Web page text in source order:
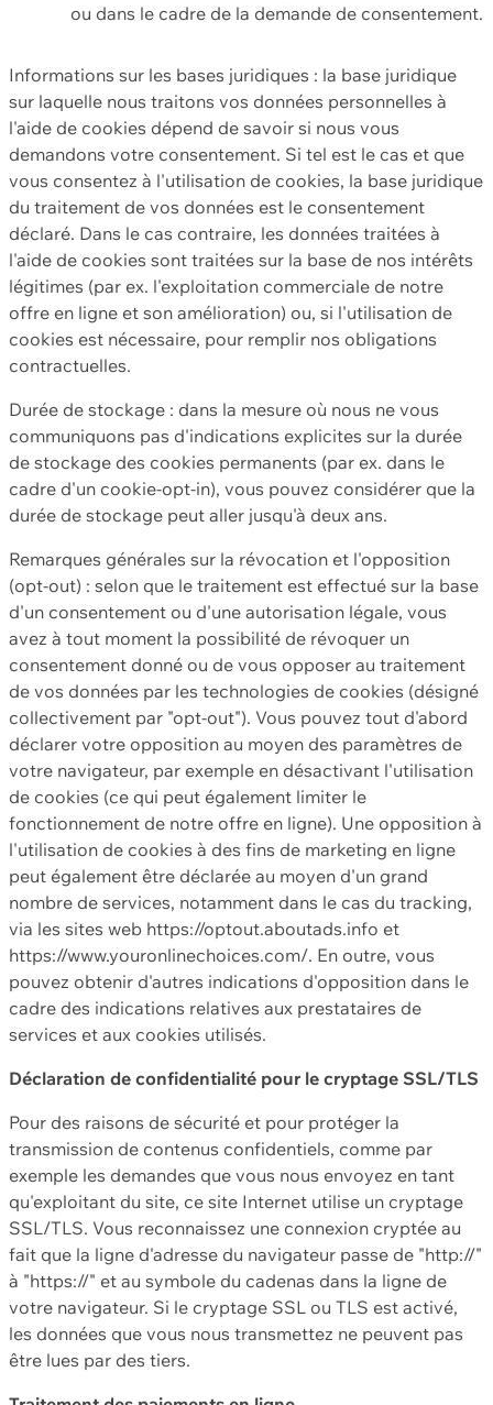
ou dans le cadre de la demande de consentement.
Informations sur les bases juridiques : la base juridique
sur laquelle nous traitons vos données personnelles à
l'aide de cookies dépend de savoir si nous vous
demandons votre consentement. Si tel est le cas et que
vous consentez à l'utilisation de cookies, la base juridique
du traitement de vos données est le consentement
déclaré. Dans le cas contraire, les données traitées à
l'aide de cookies sont traitées sur la base de nos intérêts
légitimes (par ex. l'exploitation commerciale de notre
offre en ligne et son amélioration) ou, si l'utilisation de
cookies est nécessaire, pour remplir nos obligations
contractuelles.
Durée de stockage : dans la mesure où nous ne vous
communiquons pas d'indications explicites sur la durée
de stockage des cookies permanents (par ex. dans le
cadre d'un cookie-opt-in), vous pouvez considérer que la
durée de stockage peut aller jusqu'à deux ans.
Remarques générales sur la révocation et l'opposition
(opt-out) : selon que le traitement est effectué sur la base
d'un consentement ou d'une autorisation légale, vous
avez à tout moment la possibilité de révoquer un
consentement donné ou de vous opposer au traitement
de vos données par les technologies de cookies (désigné
collectivement par "opt-out"). Vous pouvez tout d'abord
déclarer votre opposition au moyen des paramètres de
votre navigateur, par exemple en désactivant l'utilisation
de cookies (ce qui peut également limiter le
fonctionnement de notre offre en ligne). Une opposition à
l'utilisation de cookies à des fins de marketing en ligne
peut également être déclarée au moyen d'un grand
nombre de services, notamment dans le cas du tracking,
via les sites web https://optout.aboutads.info et
https://www.youronlinechoices.com/. En outre, vous
pouvez obtenir d'autres indications d'opposition dans le
cadre des indications relatives aux prestataires de
services et aux cookies utilisés.
Déclaration de confidentialité pour le cryptage SSL/TLS
Pour des raisons de sécurité et pour protéger la
transmission de contenus confidentiels, comme par
exemple les demandes que vous nous envoyez en tant
qu'exploitant du site, ce site Internet utilise un cryptage
SSL/TLS. Vous reconnaissez une connexion cryptée au
fait que la ligne d'adresse du navigateur passe de "http://"
à "https://" et au symbole du cadenas dans la ligne de
votre navigateur. Si le cryptage SSL ou TLS est activé,
les données que vous nous transmettez ne peuvent pas
être lues par des tiers.